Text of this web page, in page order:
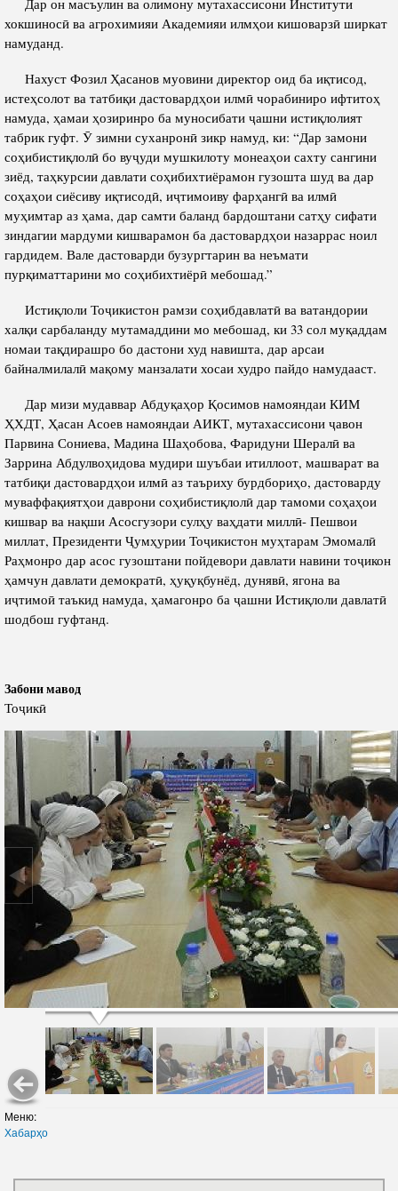
Салоҳият
Тарҷумаи ҳол
Хадамоти матбуот
ПРЕЗИДЕНТИ ҶУМҲУРИИ ТОҶИКИСТОН
Сохтори Институт
Таърихи роҳбарон
хокшиносӣ ва агрохимияи Академияи илмҳои кишоварзӣ ширкат
намуданд.
Нахуст Фозил Ҳасанов муовини директор оид ба иқтисод,
истеҳсолот ва татбиқи дастовардҳои илмӣ чорабиниро ифтитоҳ
намуда, ҳамаи ҳозиринро ба муносибати ҷашни истиқлолият
табрик гуфт. Ӯ зимни суханронӣ зикр намуд, ки: “Дар замони
соҳибистиқлолӣ бо вуҷуди мушкилоту монеаҳои сахту сангини
зиёд, таҳкурсии давлати соҳибихтиёрамон гузошта шуд ва дар
соҳаҳои сиёсиву иқтисодӣ, иҷтимоиву фарҳангӣ ва илмӣ
муҳимтар аз ҳама, дар самти баланд бардоштани сатҳу сифати
зиндагии мардуми кишварамон ба дастовардҳои назаррас ноил
гардидем. Вале дастоварди бузургтарин ва неъмати
пурқиматтарини мо соҳибихтиёрӣ мебошад.”
Истиқлоли Тоҷикистон рамзи соҳибдавлатӣ ва ватандории
халқи сарбаланду мутамаддини мо мебошад, ки 33 сол муқаддам
номаи тақдирашро бо дастони худ навишта, дар арсаи
байналмилалӣ мақому манзалати хосаи худро пайдо намудааст.
Дар мизи мудаввар Абдуқаҳор Қосимов намояндаи КИМ
ҲХДТ, Ҳасан Асоев намояндаи АИКТ, мутахассисони ҷавон
Парвина Сониева, Мадина Шаҳобова, Фаридуни Шералӣ ва
Заррина Абдулвоҳидова мудири шуъбаи итиллоот, машварат ва
татбиқи дастовардҳои илмӣ аз таъриху бурдбориҳо, дастоварду
муваффақиятҳои даврони соҳибистиқлолӣ дар тамоми соҳаҳои
кишвар ва нақши Асосгузори сулҳу ваҳдати миллӣ- Пешвои
миллат, Президенти Ҷумҳурии Тоҷикистон муҳтарам Эмомалӣ
Раҳмонро дар асос гузоштани пойдевори давлати навини тоҷикон
ҳамчун давлати демократӣ, ҳуқуқбунёд, дунявӣ, ягона ва
иҷтимоӣ таъкид намуда, ҳамагонро ба ҷашни Истиқлоли давлатӣ
шодбош гуфтанд.
Забони мавод
Тоҷикӣ
Меню:
Хабарҳо